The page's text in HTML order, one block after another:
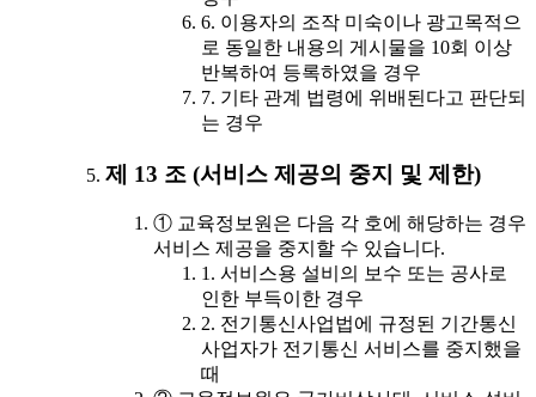
6. 이용자의 조작 미숙이나 광고목적으
로 동일한 내용의 게시물을 10회 이상
반복하여 등록하였을 경우
7. 기타 관계 법령에 위배된다고 판단되
는 경우
제 13 조 (서비스 제공의 중지 및 제한)
① 교육정보원은 다음 각 호에 해당하는 경우
서비스 제공을 중지할 수 있습니다.
1. 서비스용 설비의 보수 또는 공사로
인한 부득이한 경우
2. 전기통신사업법에 규정된 기간통신
사업자가 전기통신 서비스를 중지했을
때